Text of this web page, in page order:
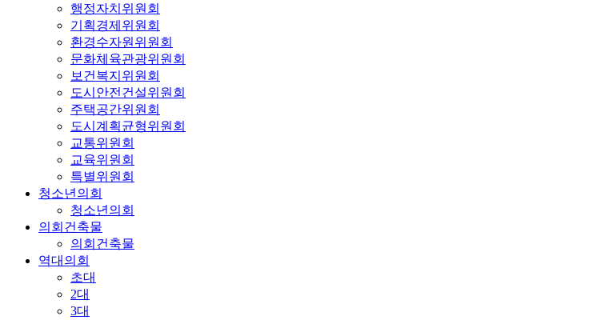
행정자치위원회
기획경제위원회
환경수자원위원회
문화체육관광위원회
보건복지위원회
도시안전건설위원회
주택공간위원회
도시계획균형위원회
교통위원회
교육위원회
특별위원회
청소년의회
청소년의회
의회건축물
의회건축물
역대의회
초대
2대
3대